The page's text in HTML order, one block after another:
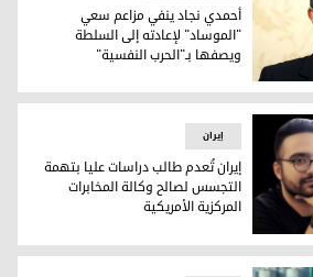
سعي "الموساد" لإعادته إلى السلطة
أحمدي نجاد ينفي مزاعم سعي
"الموساد" لإعادته إلى السلطة
ويصفها بـ"الحرب النفسية"
عليا بتهمة التجسس لصالح وكالة
إيران
إيران تُعدم طالب دراسات عليا بتهمة
التجسس لصالح وكالة المخابرات
المركزية الأمريكية